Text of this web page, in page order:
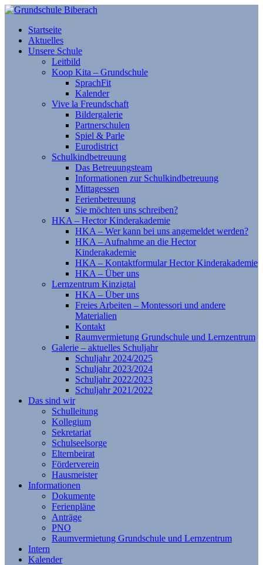
Startseite
Aktuelles
Unsere Schule
Leitbild
Koop Kita – Grundschule
SprachFit
Kalender
Vive la Freundschaft
Bildergalerie
Partnerschulen
Spiel & Parle
Eurodistrict
Schulkindbetreuung
Das Betreuungsteam
Informationen zur Schulkindbetreuung
Mittagessen
Ferienbetreuung
Sie möchten uns schreiben?
HKA – Hector Kinderakademie
HKA – Wer kann bei uns angemeldet werden?
HKA – Aufnahme an die Hector
Kinderakademie
HKA – Kontaktformular Hector Kinderakademie
HKA – Über uns
Lernzentrum Kinzigtal
HKA – Über uns
Freies Arbeiten – Montessori und andere
Materialien
Kontakt
Raumvermietung Grundschule und Lernzentrum
Galerie – aktuelles Schuljahr
Schuljahr 2024/2025
Schuljahr 2023/2024
Schuljahr 2022/2023
Schuljahr 2021/2022
Das sind wir
Schulleitung
Kollegium
Sekretariat
Schulseelsorge
Elternbeirat
Förderverein
Hausmeister
Informationen
Dokumente
Ferienpläne
Anträge
PNO
Raumvermietung Grundschule und Lernzentrum
Intern
Kalender